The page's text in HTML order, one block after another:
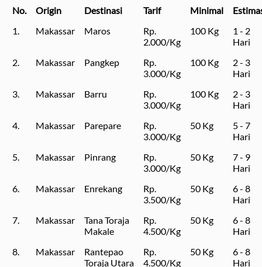
No. Origin Destinasi Tarif Minimal
1.
Makassar Maros
Rp.
2.000/Kg
100 Kg
1 - 2
Hari
2.
Makassar Pangkep
Rp.
3.000/Kg
100 Kg
2 - 3
Hari
3.
Makassar Barru
Rp.
3.000/Kg
100 Kg
2 - 3
Hari
4.
Makassar Parepare
Rp.
3.000/Kg
50 Kg
5 - 7
Hari
5.
Makassar Pinrang
Rp.
3.000/Kg
50 Kg
7 - 9
Hari
6.
Makassar Enrekang
Rp.
3.500/Kg
50 Kg
6 - 8
Hari
7.
Makassar
Tana Toraja
Makale
Rp.
4.500/Kg
50 Kg
6 - 8
Hari
8.
Makassar
Rantepao
Toraja Utara
Rp.
4.500/Kg
50 Kg
6 - 8
Hari